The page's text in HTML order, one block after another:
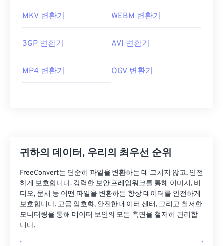
MKV 변환기 WEBM 변환기
3GP 변환기 AVI 변환기
MP4 변환기 OGV 변환기
귀하의 데이터, 우리의 최우선 순위
FreeConvert는 단순히 파일을 변환하는 데 그치지 않고, 안전
하게 보호합니다. 강력한 보안 프레임워크를 통해 이미지, 비
디오, 문서 등 어떤 파일을 변환하든 항상 데이터를 안전하게
보호합니다. 고급 암호화, 안전한 데이터 센터, 그리고 철저한
모니터링을 통해 데이터 보안의 모든 측면을 철저히 관리합
니다.